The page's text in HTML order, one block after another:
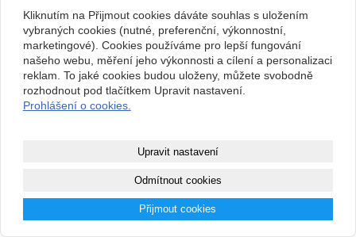
předchozí následující
zpět
Copyright © 2026
registrátora v ČR
Mapa webu|Zobrazit klasickou verzi
Kliknutím na Přijmout cookies dáváte souhlas s uložením
vybraných cookies (nutné, preferenční, výkonnostní,
marketingové). Cookies používáme pro lepší fungování
našeho webu, měření jeho výkonnosti a cílení a personalizaci
reklam. To jaké cookies budou uloženy, můžete svobodně
rozhodnout pod tlačítkem Upravit nastavení.
Prohlášení o cookies.
Upravit nastavení
Odmítnout cookies
Přijmout cookies